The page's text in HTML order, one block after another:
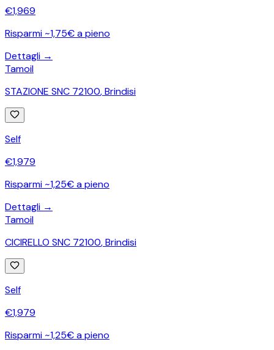
€1,969
Risparmi ~1,75€ a pieno
Dettagli →
Tamoil
STAZIONE SNC 72100,Brindisi
Self
€1,979
Risparmi ~1,25€ a pieno
Dettagli →
Tamoil
CICIRELLO SNC 72100,Brindisi
Self
€1,979
Risparmi ~1,25€ a pieno